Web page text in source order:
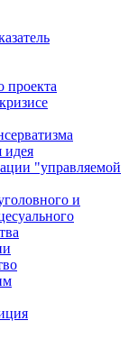
проекта
идея
"управляемой
и